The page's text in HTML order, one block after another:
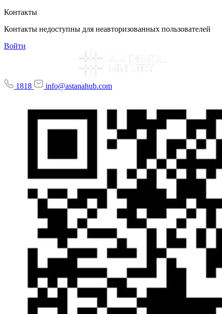
Контакты
Контакты недоступны для неавторизованных пользователей
Войти
1818 info@astanahub.com